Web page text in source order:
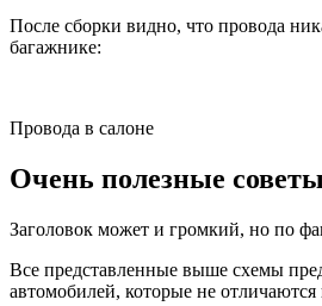
После сборки видно, что провода
багажнике:
Провода в салоне
Очень полезные советы
Заголовок может и громкий, но по
Все представленные выше схемы
автомобилей, которые не